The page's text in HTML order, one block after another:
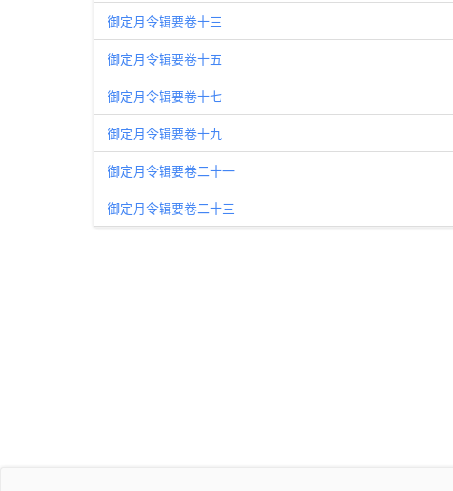
御定月令辑要卷十三
御定月令辑要卷十五
御定月令辑要卷十七
御定月令辑要卷十九
御定月令辑要卷二十一
御定月令辑要卷二十三